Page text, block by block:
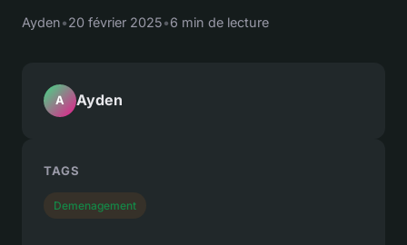
Ayden•20 février 2025•6 min de lecture
A Ayden
TAGS
Demenagement